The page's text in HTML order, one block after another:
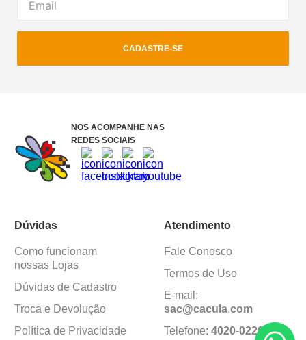
CADASTRE-SE
NOS ACOMPANHE NAS
REDES SOCIAIS
Dúvidas
Como funcionam
nossas Lojas
Dúvidas de Cadastro
Troca e Devolução
Política de Privacidade
Atendimento
Fale Conosco
Termos de Uso
E-mail:
sac@cacula.com
Telefone: 4020-0220